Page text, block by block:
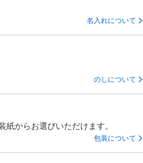
名入れについて
のしについて
紙からお選びいただけます。
包装について